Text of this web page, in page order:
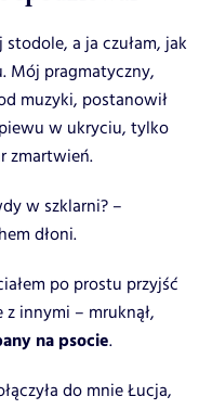
a ja czułam, jak
Mój pragmatyczny,
muzyki, postanowił
w ukryciu, tylko
zmartwień.
w szklarni? –
dłoni.
po prostu przyjść
innymi – mruknął,
na psocie.
do mnie Łucja,